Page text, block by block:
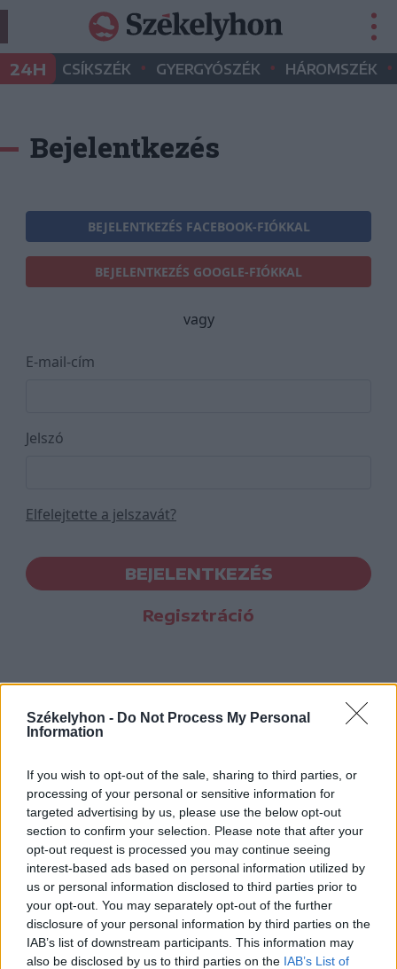
Székelyhon - Do Not Process My Personal
Information
If you wish to opt-out of the sale, sharing to third parties, or
processing of your personal or sensitive information for
targeted advertising by us, please use the below opt-out
section to confirm your selection. Please note that after your
opt-out request is processed you may continue seeing
interest-based ads based on personal information utilized by
us or personal information disclosed to third parties prior to
your opt-out. You may separately opt-out of the further
disclosure of your personal information by third parties on the
IAB’s list of downstream participants. This information may
also be disclosed by us to third parties on the IAB’s List of
24H CSÍKSZÉK • GYERGYÓSZÉK • HÁROMSZÉK •
Bejelentkezés
BEJELENTKEZÉS FACEBOOK-FIÓKKAL
BEJELENTKEZÉS GOOGLE-FIÓKKAL
vagy
E-mail-cím
Jelszó
Elfelejtette a jelszavát?
BEJELENTKEZÉS
Regisztráció
Hasznos
Impresszum
Szerzői jogok
Adatvédelmi tájékoztató
Cookie-kezelési tájékoztató